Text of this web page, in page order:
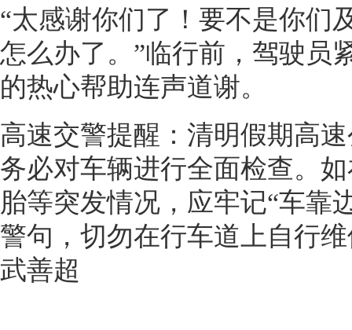
“太感谢你们了！要不是你们
怎么办了。”临行前，驾驶员
的热心帮助连声道谢。
高速交警提醒：清明假期高
务必对车辆进行全面检查。
胎等突发情况，应牢记“车靠
警句，切勿在行车道上自行
武善超